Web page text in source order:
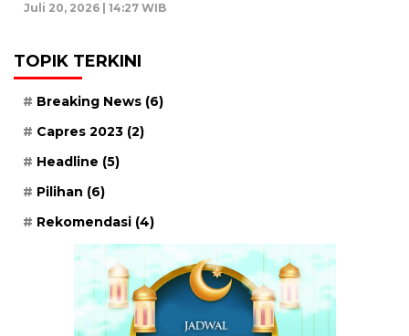
Juli 20, 2026 | 14:27 WIB
TOPIK TERKINI
Breaking News (6)
Capres 2023 (2)
Headline (5)
Pilihan (6)
Rekomendasi (4)